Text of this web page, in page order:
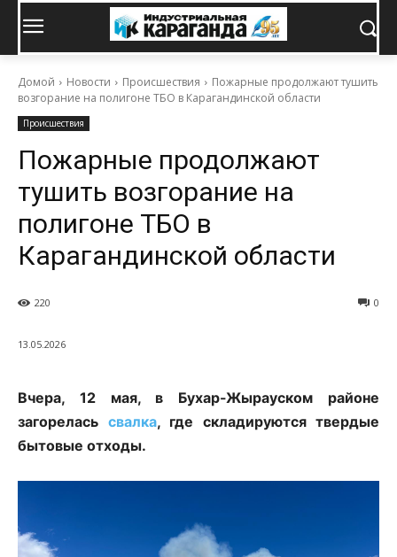
Домой Новости Происшествия
Пожарные продолжают тушить
возгорание на полигоне ТБО в Карагандинской области
Происшествия
Пожарные продолжают
тушить возгорание на
полигоне ТБО в
Карагандинской области
0
220
13.05.2026
Вчера, 12 мая, в Бухар-Жырауском районе
загорелась свалка, где складируются твердые
бытовые отходы.